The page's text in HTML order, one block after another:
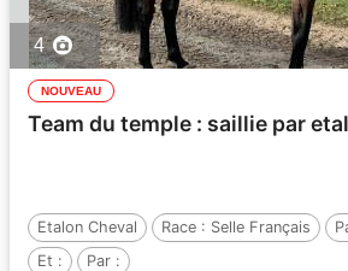
4
NOUVEAU
Team du temple : saillie par
Etalon Cheval Race : Selle Français
Et :
Par :